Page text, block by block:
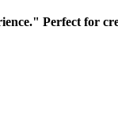
Perfect for